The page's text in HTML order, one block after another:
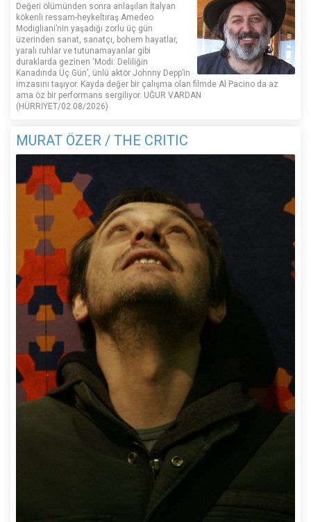
Değeri ölümünden sonra anlaşılan İtalyan
kökenli ressam-heykeltıraş Amedeo
Modigliani’nin yaşadığı zorlu üç gün
üzerinden sanat, sanatçı, bohem hayatlar,
yaralı ruhlar ve tutunamayanlar gibi
duraklarda gezinen ‘Modi: Deliliğin
Kanadında Üç Gün’, ünlü aktör Johnny Depp’in
imzasını taşıyor. Kayda değer bir çalışma olan filmde Al Pacino da az
ama öz bir performans sergiliyor. UĞUR VARDAN
(HÜRRİYET/02.08/2026)
MURAT ÖZER / THE CRITIC